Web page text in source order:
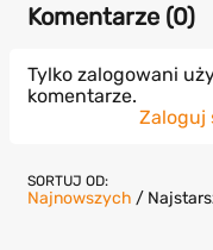
Komentarze (0)
Tylko zalogowani
komentarze.
Zaloguj
SORTUJ OD:
Najnowszych /